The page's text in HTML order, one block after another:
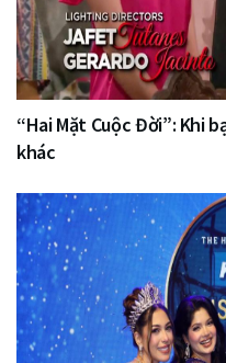
“Hai Mặt Cuộc Đời”: Khi
khác